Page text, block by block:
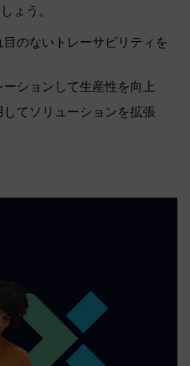
ょう。
のないトレーサビリティを
ションして生産性を向上
てソリューションを拡張